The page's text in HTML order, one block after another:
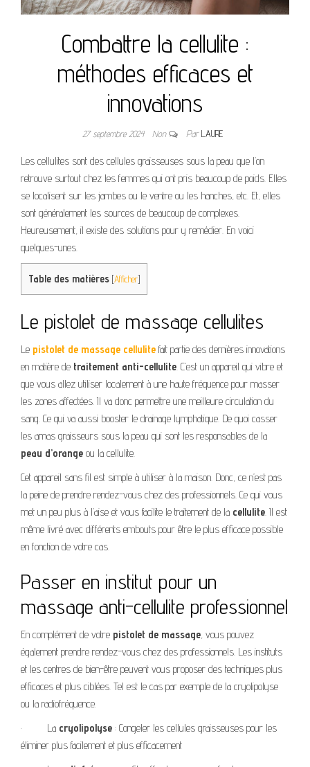
Combattre la cellulite :
méthodes efficaces et
innovations
27 septembre 2024 Non ParLAURE
Les cellulites sont des cellules graisseuses sous la peau que l’on
retrouve surtout chez les femmes qui ont pris beaucoup de poids. Elles
se localisent sur les jambes ou le ventre ou les hanches, etc. Et, elles
sont généralement les sources de beaucoup de complexes.
Heureusement, il existe des solutions pour y remédier. En voici
quelques-unes.
Table des matières [Afficher]
Le pistolet de massage cellulites
Le pistolet de massage cellulite fait partie des dernières innovations
en matière de traitement anti-cellulite. C’est un appareil qui vibre et
que vous allez utiliser localement à une haute fréquence pour masser
les zones affectées. Il va donc permettre une meilleure circulation du
sang. Ce qui va aussi booster le drainage lymphatique. De quoi casser
les amas graisseurs sous la peau qui sont les responsables de la
peau d’orange ou la cellulite.
Cet appareil sans fil est simple à utiliser à la maison. Donc, ce n’est pas
la peine de prendre rendez-vous chez des professionnels. Ce qui vous
met un peu plus à l’aise et vous facilite le traitement de la cellulite. Il est
même livré avec différents embouts pour être le plus efficace possible
en fonction de votre cas.
Passer en institut pour un
massage anti-cellulite professionnel
En complément de votre pistolet de massage, vous pouvez
également prendre rendez-vous chez des professionnels. Les instituts
et les centres de bien-être peuvent vous proposer des techniques plus
efficaces et plus ciblées. Tel est le cas par exemple de la cryolipolyse
ou la radiofréquence.
· La cryolipolyse : Congeler les cellules graisseuses pour les
éliminer plus facilement et plus efficacement